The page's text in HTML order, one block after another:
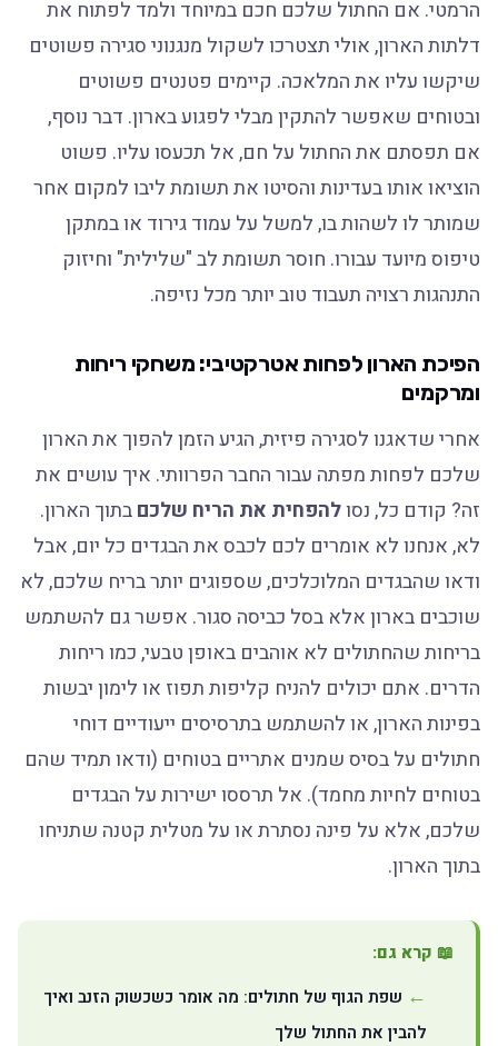
הרמטי. אם החתול שלכם חכם במיוחד ולמד לפתוח את
דלתות הארון, אולי תצטרכו לשקול מנגנוני סגירה פשוטים
שיקשו עליו את המלאכה. קיימים פטנטים פשוטים
ובטוחים שאפשר להתקין מבלי לפגוע בארון. דבר נוסף,
אם תפסתם את החתול על חם, אל תכעסו עליו. פשוט
הוציאו אותו בעדינות והסיטו את תשומת ליבו למקום אחר
שמותר לו לשהות בו, למשל על עמוד גירוד או במתקן
טיפוס מיועד עבורו. חוסר תשומת לב "שלילית" וחיזוק
התנהגות רצויה תעבוד טוב יותר מכל נזיפה.
הפיכת הארון לפחות אטרקטיבי: משחקי ריחות
ומרקמים
אחרי שדאגנו לסגירה פיזית, הגיע הזמן להפוך את הארון
שלכם לפחות מפתה עבור החבר הפרוותי. איך עושים את
זה? קודם כל, נסולהפחית את הריח שלכםבתוך הארון.
לא, אנחנו לא אומרים לכם לכבס את הבגדים כל יום, אבל
ודאו שהבגדים המלוכלכים, שספוגים יותר בריח שלכם, לא
שוכבים בארון אלא בסל כביסה סגור. אפשר גם להשתמש
בריחות שהחתולים לא אוהבים באופן טבעי, כמו ריחות
הדרים. אתם יכולים להניח קליפות תפוז או לימון יבשות
בפינות הארון, או להשתמש בתרסיסים ייעודיים דוחי
חתולים על בסיס שמנים אתריים בטוחים (ודאו תמיד שהם
בטוחים לחיות מחמד). אל תרססו ישירות על הבגדים
שלכם, אלא על פינה נסתרת או על מטלית קטנה שתניחו
בתוך הארון.
📖 קרא גם:
שפת הגוף של חתולים: מה אומר כשכשוק הזנב ואיך
להבין את החתול שלך